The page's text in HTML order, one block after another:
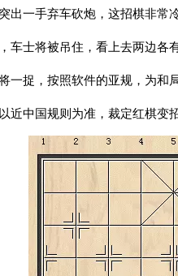
出一手弃车砍炮，这招棋非常冷
车士将被吊住，看上去两边各有
一捉，按照软件的亚规，为和局
近中国规则为准，裁定红棋变招